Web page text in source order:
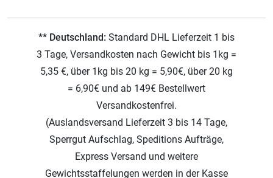
** Deutschland: Standard DHL Lieferzeit 1 bis
3 Tage, Versandkosten nach Gewicht bis 1kg =
5,35 €, über 1kg bis 20 kg = 5,90€, über 20 kg
= 6,90€ und ab 149€ Bestellwert
Versandkostenfrei.
(Auslandsversand Lieferzeit 3 bis 14 Tage,
Sperrgut Aufschlag, Speditions Aufträge,
Express Versand und weitere
Gewichtsstaffelungen werden in der Kasse